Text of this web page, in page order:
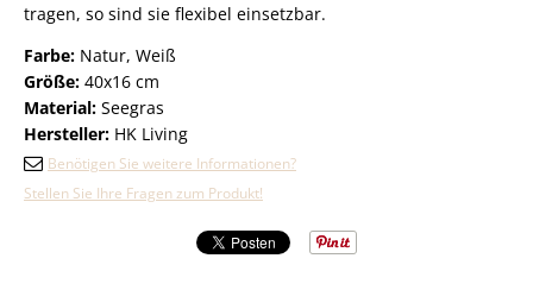
tragen, so sind sie flexibel einsetzbar.
Farbe: Natur, Weiß
Größe: 40x16 cm
Material: Seegras
Hersteller: HK Living
Benötigen Sie weitere Informationen?
Stellen Sie Ihre Fragen zum Produkt!